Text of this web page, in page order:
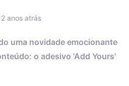
2 anos atrás
uma novidade emocionante
o adesivo 'Add Yours'